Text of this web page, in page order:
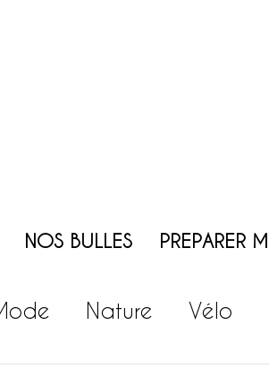
NOS BULLES PREPARER
Nature Vélo